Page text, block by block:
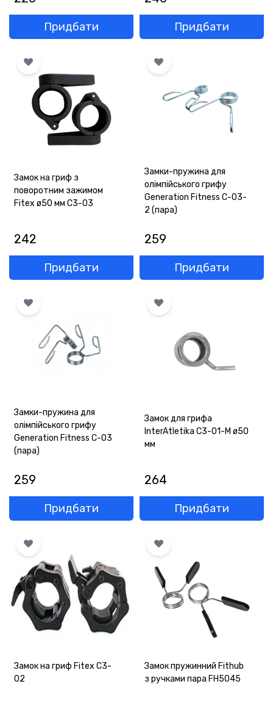
Придбати Придбати
Замок на гриф з
поворотним зажимом
Fitex ø50 мм C3-03
242
Придбати
Замки-пружина для
олімпійського грифу
Generation Fitness C-03-
2 (пара)
259
Придбати
Замки-пружина для
олімпійського грифу
Generation Fitness C-03
(пара)
259
Придбати
Замок для грифа
InterAtletika C3-01-M ø50
мм
264
Придбати
Замок на гриф Fitex C3-
02
Замок пружинний Fithub
з ручками пара FH5045